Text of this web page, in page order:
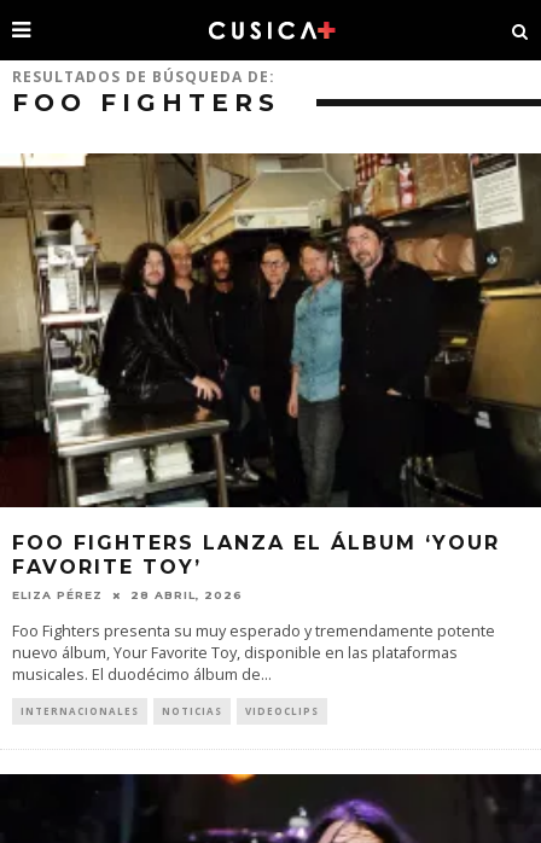
RESULTADOS DE BÚSQUEDA DE:
FOO FIGHTERS
FOO FIGHTERS LANZA EL ÁLBUM ‘YOUR
FAVORITE TOY’
ELIZA PÉREZ 28 ABRIL, 2026
Foo Fighters presenta su muy esperado y tremendamente potente
nuevo álbum, Your Favorite Toy, disponible en las plataformas
musicales. El duodécimo álbum de...
INTERNACIONALES NOTICIAS VIDEOCLIPS